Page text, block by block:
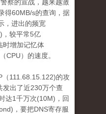
察的宣战，越来越激
得60MB/s的查询，据
，进出的频宽
，较平常5亿
时增加记忆体
CPU）的速度。
（111.68.15.122)的攻
发出了近230万个查
达1千万次(10M)，回
，要把DNS寄存服